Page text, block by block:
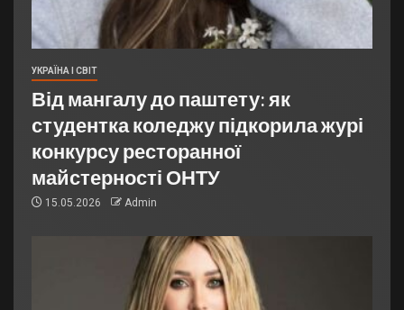
УКРАЇНА І СВІТ
Від мангалу до паштету: як
студентка коледжу підкорила журі
конкурсу ресторанної
майстерності ОНТУ
15.05.2026 Admin